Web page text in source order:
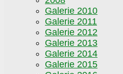
Galerie 2010
Galerie 2011
Galerie 2012
Galerie 2013
Galerie 2014
Galerie 2015